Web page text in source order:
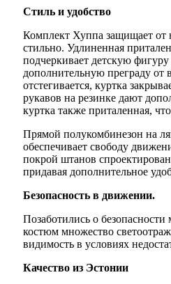
Стиль и удобство
Комплект Хуппа защищает от
стильно. Удлиненная
подчеркивает детскую фигуру
дополнительную преграду
отстегивается, куртка
рукавов на резинке дают
куртка также приталенная,
Прямой полукомбинезон на
обеспечивает свободу
покрой штанов
придавая дополнительное
Безопасность в движении.
Позаботились о
костюм множество
видимость в условиях
Качество из Эстонии